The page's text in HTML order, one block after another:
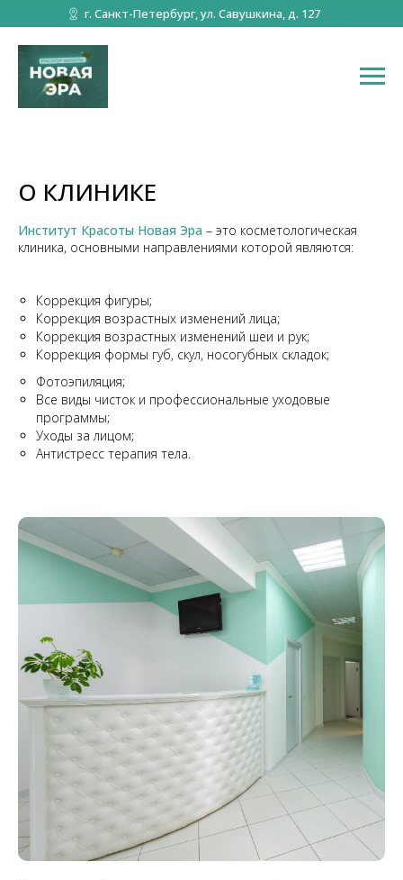
г. Санкт-Петербург, ул. Савушкина, д. 127
О КЛИНИКЕ
Институт Красоты Новая Эра – это косметологическая
клиника, основными направлениями которой являются:
Коррекция фигуры;
Коррекция возрастных изменений лица;
Коррекция возрастных изменений шеи и рук;
Коррекция формы губ, скул, носогубных складок;
Фотоэпиляция;
Все виды чисток и профессиональные уходовые
программы;
Уходы за лицом;
Антистресс терапия тела.